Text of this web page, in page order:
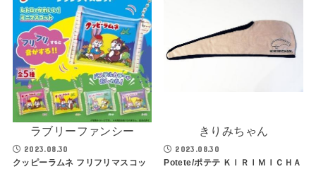
ラブリーファンシー
2023.08.30
クッピーラムネ フリフリマスコッ
きりみちゃん
2023.08.30
Potete/ポテテ ＫＩＲＩＭＩＣＨＡ